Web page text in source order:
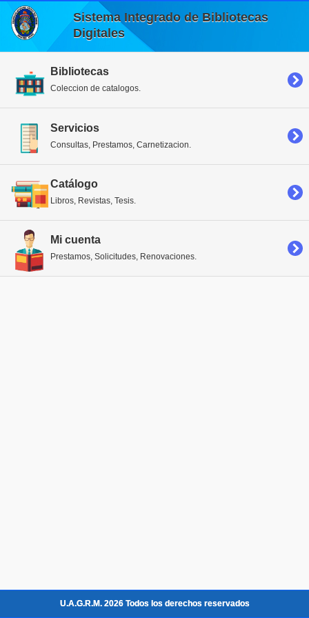
Sistema Integrado de Bibliotecas
Digitales
Bibliotecas
Coleccion de catalogos.
Servicios
Consultas, Prestamos, Carnetizacion.
Catálogo
Libros, Revistas, Tesis.
Mi cuenta
Prestamos, Solicitudes, Renovaciones.
U.A.G.R.M. 2026 Todos los derechos reservados